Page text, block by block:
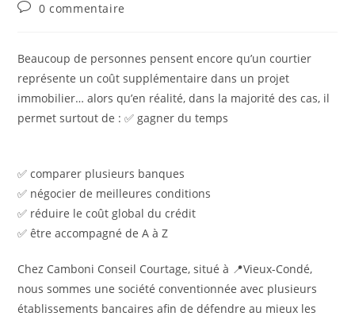
0 commentaire
Beaucoup de personnes pensent encore qu’un courtier
représente un coût supplémentaire dans un projet
immobilier… alors qu’en réalité, dans la majorité des cas, il
permet surtout de : ✅ gagner du temps
✅ comparer plusieurs banques
✅ négocier de meilleures conditions
✅ réduire le coût global du crédit
✅ être accompagné de A à Z
Chez Camboni Conseil Courtage, situé à 📍Vieux-Condé,
nous sommes une société conventionnée avec plusieurs
établissements bancaires afin de défendre au mieux les